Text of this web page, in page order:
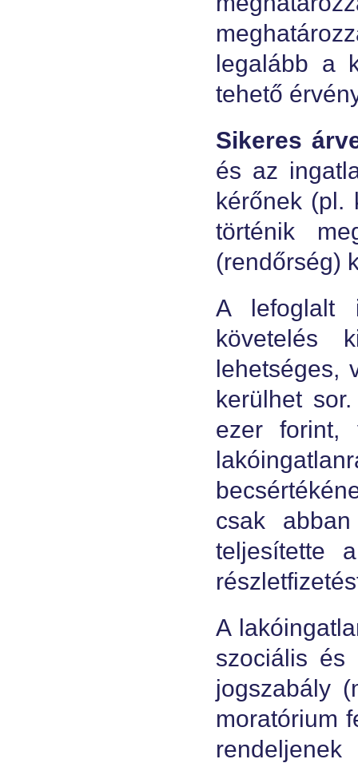
legalább a
tehető
Sikeres
és az
kérőnek (pl.
történik
(rendőrség)
A lefoglalt
követelés
lehetséges,
kerülhet
ezer
csak
teljesítette
A
szociális és
jogszabály
moratórium